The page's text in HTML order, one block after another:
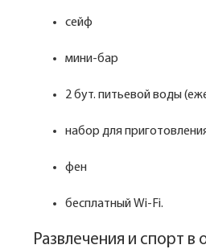
сейф
мини-бар
2 бут. питьевой воды
набор для
фен
бесплатный Wi-Fi.
Развлечения и спорт в